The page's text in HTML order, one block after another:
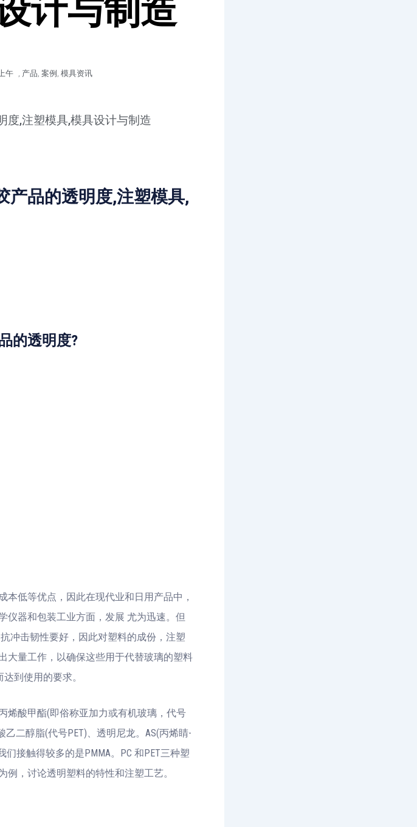
计与制造
午 产品 案例 模具资讯
度,注塑模具,模具设计与制造
产品的透明度,注塑模具,
的透明度?
低等优点，因此在现代业和日用产品中，
仪器和包装工业方面，发展 尤为迅速。但
冲击韧性要好，因此对塑料的成份，注塑
大量工作，以确保这些用于代替玻璃的塑料
到使用的要求。
烯酸甲酯(即俗称亚加力或有机玻璃，代号
二醇脂(代号PET)、透明尼龙。AS(丙烯睛-
接触得较多的是PMMA。PC 和PET三种塑
，讨论透明塑料的特性和注塑工艺。